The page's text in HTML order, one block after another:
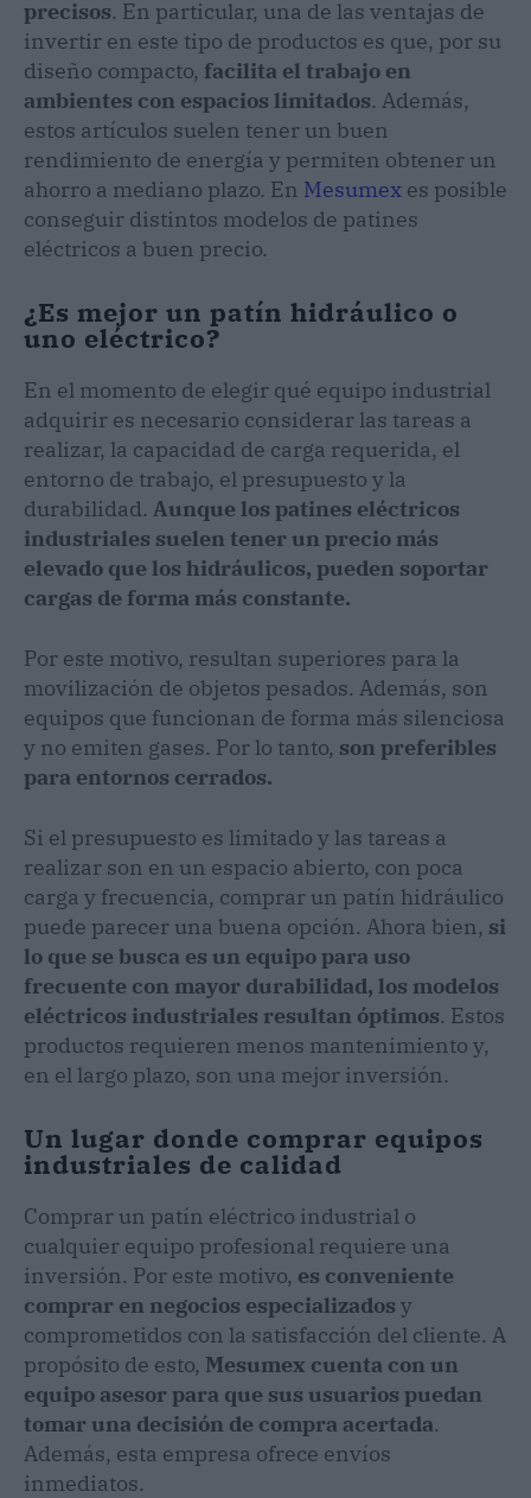
precisos. En particular, una de las ventajas de
invertir en este tipo de productos es que, por su
diseño compacto, facilita el trabajo en
ambientes con espacios limitados. Además,
estos artículos suelen tener un buen
rendimiento de energía y permiten obtener un
ahorro a mediano plazo. En Mesumex es posible
conseguir distintos modelos de patines
eléctricos a buen precio.
¿Es mejor un patín hidráulico o
uno eléctrico?
En el momento de elegir qué equipo industrial
adquirir es necesario considerar las tareas a
realizar, la capacidad de carga requerida, el
entorno de trabajo, el presupuesto y la
durabilidad. Aunque los patines eléctricos
industriales suelen tener un precio más
elevado que los hidráulicos, pueden soportar
cargas de forma más constante.
Por este motivo, resultan superiores para la
movilización de objetos pesados. Además, son
equipos que funcionan de forma más silenciosa
y no emiten gases. Por lo tanto, son preferibles
para entornos cerrados.
Si el presupuesto es limitado y las tareas a
realizar son en un espacio abierto, con poca
carga y frecuencia, comprar un patín hidráulico
puede parecer una buena opción. Ahora bien, si
lo que se busca es un equipo para uso
frecuente con mayor durabilidad, los modelos
eléctricos industriales resultan óptimos. Estos
productos requieren menos mantenimiento y,
en el largo plazo, son una mejor inversión.
Un lugar donde comprar equipos
industriales de calidad
Comprar un patín eléctrico industrial o
cualquier equipo profesional requiere una
inversión. Por este motivo, es conveniente
comprar en negocios especializados y
comprometidos con la satisfacción del cliente. A
propósito de esto, Mesumex cuenta con un
equipo asesor para que sus usuarios puedan
tomar una decisión de compra acertada.
Además, esta empresa ofrece envíos
inmediatos.